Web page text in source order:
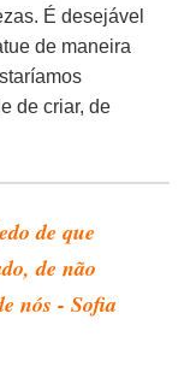
É desejável
de maneira
de criar, de
de que
de não
nós - Sofia